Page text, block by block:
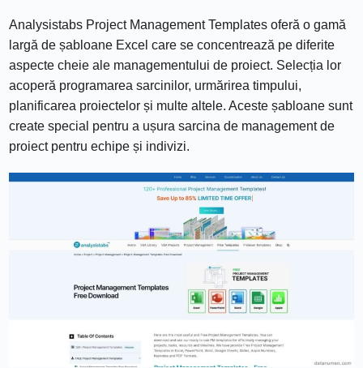
Analysistabs Project Management Templates oferă o gamă
largă de șabloane Excel care se concentrează pe diferite
aspecte cheie ale managementului de proiect. Selecția lor
acoperă programarea sarcinilor, urmărirea timpului,
planificarea proiectelor și multe altele. Aceste șabloane sunt
create special pentru a ușura sarcina de management de
proiect pentru echipe și indivizi.